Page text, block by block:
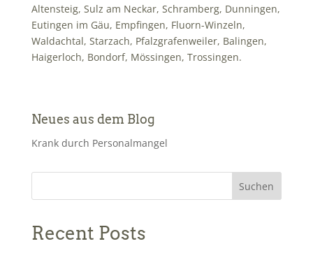
Altensteig, Sulz am Neckar, Schramberg, Dunningen,
Eutingen im Gäu, Empfingen, Fluorn-Winzeln,
Waldachtal, Starzach, Pfalzgrafenweiler, Balingen,
Haigerloch, Bondorf, Mössingen, Trossingen.
Neues aus dem Blog
Krank durch Personalmangel
Suchen
Recent Posts